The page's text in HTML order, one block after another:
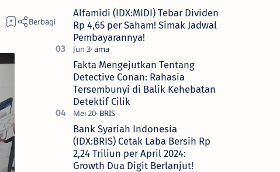
Alfamidi (IDX:MIDI) Tebar Dividen
Rp 4,65 per Saham! Simak Jadwal
Pembayarannya!
Fakta Mengejutkan Tentang
Detective Conan: Rahasia
Tersembunyi di Balik Kehebatan
Detektif Cilik
Bank Syariah Indonesia
(IDX:BRIS) Cetak Laba Bersih Rp
2,24 Triliun per April 2024:
Growth Dua Digit Berlanjut!